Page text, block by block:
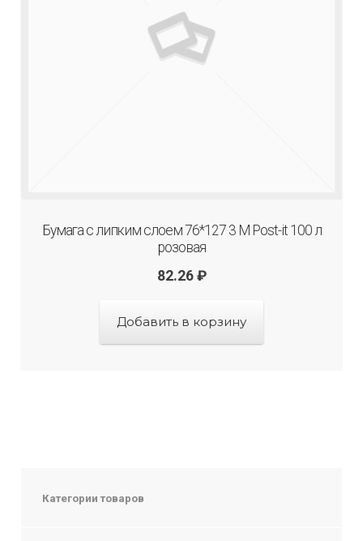
Бумага с липким слоем 76*127 3 М Post-it 100 л
розовая
82.26 ₽
Добавить в корзину
Категории товаров